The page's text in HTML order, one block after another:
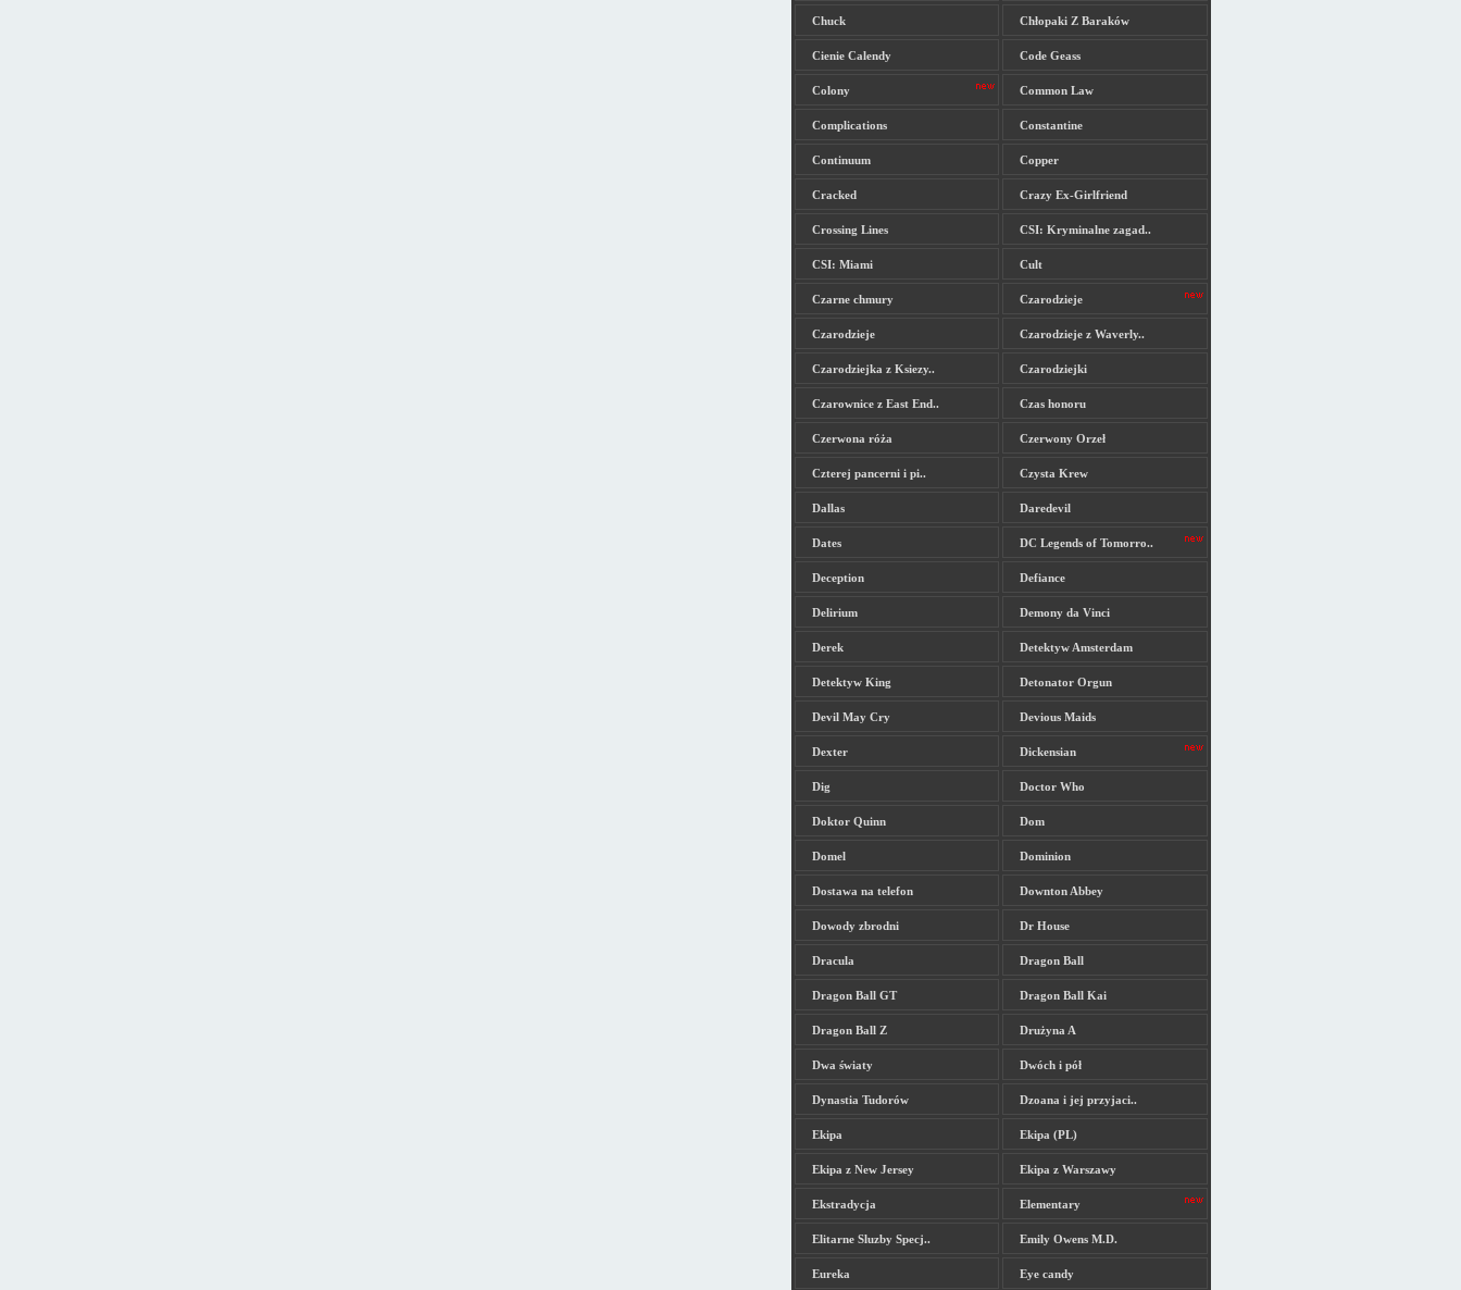
Chuck Chłopaki Z Baraków
Cienie Calendy Code Geass
Colony Common Law
Complications Constantine
Continuum Copper
Cracked Crazy Ex-Girlfriend
Crossing Lines CSI: Kryminalne zagad..
CSI: Miami Cult
Czarne chmury Czarodzieje
Czarodzieje Czarodzieje z Waverly..
Czarodziejka z Ksiezy.. Czarodziejki
Czarownice z East End.. Czas honoru
Czerwona róża Czerwony Orzeł
Czterej pancerni i pi.. Czysta Krew
Dallas Daredevil
Dates DC Legends of Tomorro..
Deception Defiance
Delirium Demony da Vinci
Derek Detektyw Amsterdam
Detektyw King Detonator Orgun
Devil May Cry Devious Maids
Dexter Dickensian
Dig Doctor Who
Doktor Quinn Dom
Domel Dominion
Dostawa na telefon Downton Abbey
Dowody zbrodni Dr House
Dracula Dragon Ball
Dragon Ball GT Dragon Ball Kai
Dragon Ball Z Drużyna A
Dwa światy Dwóch i pół
Dynastia Tudorów Dzoana i jej przyjaci..
Ekipa Ekipa (PL)
Ekipa z New Jersey Ekipa z Warszawy
Ekstradycja Elementary
Elitarne Sluzby Specj.. Emily Owens M.D.
Eureka Eye candy